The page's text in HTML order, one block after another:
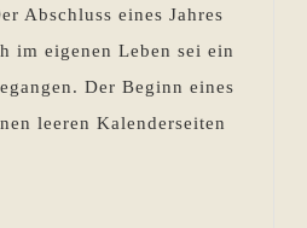
Abschluss eines Jahres
im eigenen Leben sei ein
Der Beginn eines
leeren Kalenderseiten